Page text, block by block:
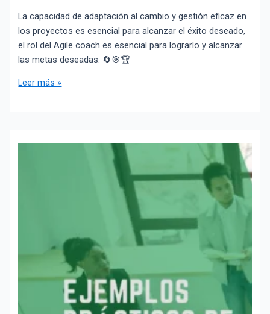
La capacidad de adaptación al cambio y gestión eficaz en
los proyectos es esencial para alcanzar el éxito deseado,
el rol del Agile coach es esencial para lograrlo y alcanzar
las metas deseadas. 🔄🎯🏆
Leer más »